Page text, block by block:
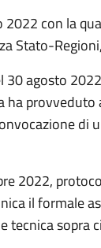
2022 con la
Stato-
agosto
ha
di
2022,
il formale
tecnica sopra